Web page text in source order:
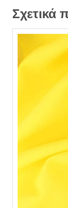
Σχετικά